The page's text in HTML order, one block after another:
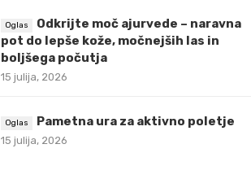
Odkrijte moč ajurvede – naravna
pot do lepše kože, močnejših las in
boljšega počutja
15 julija, 2026
Pametna ura za aktivno poletje
15 julija, 2026